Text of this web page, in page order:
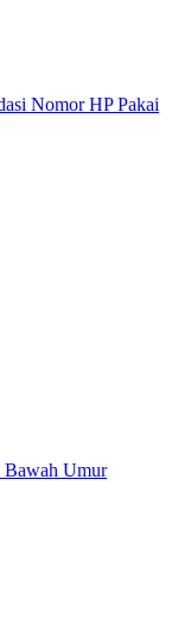
Nomor HP Pakai
Bawah Umur